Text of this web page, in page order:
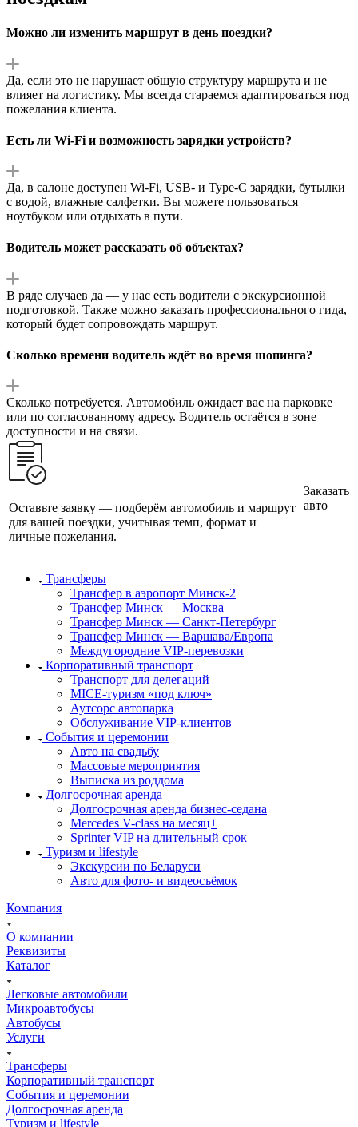
Можно ли изменить маршрут в день поездки?
Да, если это не нарушает общую структуру маршрута и не
влияет на логистику. Мы всегда стараемся адаптироваться под
пожелания клиента.
Есть ли Wi‑Fi и возможность зарядки устройств?
Да, в салоне доступен Wi‑Fi, USB- и Type‑C зарядки, бутылки
с водой, влажные салфетки. Вы можете пользоваться
ноутбуком или отдыхать в пути.
Водитель может рассказать об объектах?
В ряде случаев да — у нас есть водители с экскурсионной
подготовкой. Также можно заказать профессионального гида,
который будет сопровождать маршрут.
Сколько времени водитель ждёт во время шопинга?
Сколько потребуется. Автомобиль ожидает вас на парковке
или по согласованному адресу. Водитель остаётся в зоне
доступности и на связи.
Оставьте заявку — подберём автомобиль и маршрут
для вашей поездки, учитывая темп, формат и
личные пожелания.
Заказать
авто
Трансферы
Трансфер в аэропорт Минск-2
Трансфер Минск — Москва
Трансфер Минск — Санкт-Петербург
Трансфер Минск — Варшава/Европа
Междугородние VIP-перевозки
Корпоративный транспорт
Транспорт для делегаций
MICE-туризм «под ключ»
Аутсорс автопарка
Обслуживание VIP-клиентов
События и церемонии
Авто на свадьбу
Массовые мероприятия
Выписка из роддома
Долгосрочная аренда
Долгосрочная аренда бизнес-седана
Mercedes V-class на месяц+
Sprinter VIP на длительный срок
Туризм и lifestyle
Экскурсии по Беларуси
Авто для фото- и видеосъёмок
Компания
О компании
Реквизиты
Каталог
Легковые автомобили
Микроавтобусы
Автобусы
Услуги
Трансферы
Корпоративный транспорт
События и церемонии
Долгосрочная аренда
Туризм и lifestyle